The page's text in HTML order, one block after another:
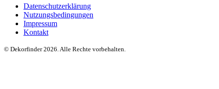
Datenschutzerklärung
Nutzungsbedingungen
Impressum
Kontakt
© Dekorfinder 2026. Alle Rechte vorbehalten.